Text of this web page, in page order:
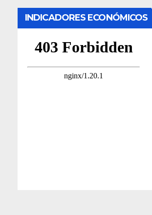
INDICADORES ECONÓMICOS